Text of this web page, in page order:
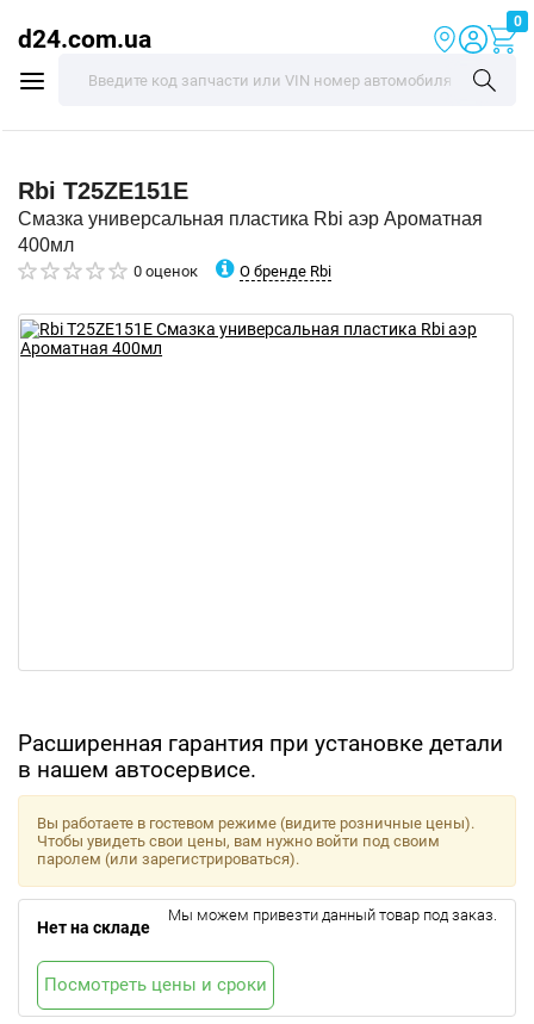
d24.com.ua
0
Rbi T25ZE151E
Смазка универсальная пластика Rbi аэр Ароматная
400мл
0 оценок О бренде Rbi
Расширенная гарантия при установке детали
в нашем автосервисе.
Вы работаете в гостевом режиме (видите розничные цены).
Чтобы увидеть свои цены, вам нужно войти под своим
паролем (или зарегистрироваться).
Нет на складе
Мы можем привезти данный товар под заказ.
Посмотреть цены и сроки